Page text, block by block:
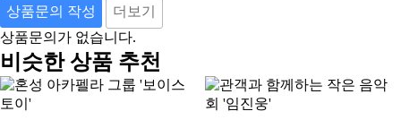
상품문의 작성
더보기
상품문의가 없습니다.
비슷한 상품 추천